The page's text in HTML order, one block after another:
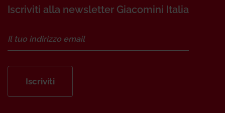
Iscriviti alla newsletter Giacomini Italia
Iscriviti